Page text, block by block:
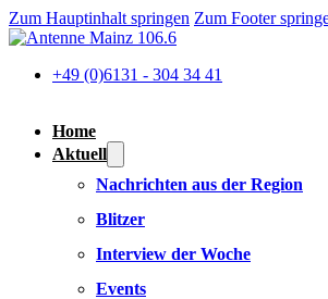
Zum Hauptinhalt springen Zum Footer
+49 (0)6131 - 304 34 41
Home
Aktuell
Nachrichten aus der Region
Blitzer
Interview der Woche
Events